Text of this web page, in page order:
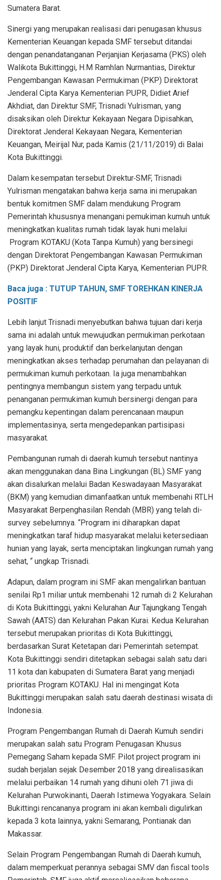
Sumatera Barat.
Sinergi yang merupakan realisasi dari penugasan khusus
Kementerian Keuangan kepada SMF tersebut ditandai
dengan penandatanganan Perjanjian Kerjasama (PKS) oleh
Walikota Bukittinggi, H.M Ramhlan Nurmantias, Direktur
Pengembangan Kawasan Permukiman (PKP) Direktorat
Jenderal Cipta Karya Kementerian PUPR, Didiet Arief
Akhdiat, dan Direktur SMF, Trisnadi Yulrisman, yang
disaksikan oleh Direktur Kekayaan Negara Dipisahkan,
Direktorat Jenderal Kekayaan Negara, Kementerian
Keuangan, Meirijal Nur, pada Kamis (21/11/2019) di Balai
Kota Bukittinggi.
Dalam kesempatan tersebut Direktur SMF, Trisnadi
Yulrisman mengatakan bahwa kerja sama ini merupakan
bentuk komitmen SMF dalam mendukung Program
Pemerintah khususnya menangani pemukiman kumuh untuk
meningkatkan kualitas rumah tidak layak huni melalui
Program KOTAKU (Kota Tanpa Kumuh) yang bersinegi
dengan Direktorat Pengembangan Kawasan Permukiman
(PKP) Direktorat Jenderal Cipta Karya, Kementerian PUPR.
Baca juga : TUTUP TAHUN, SMF TOREHKAN KINERJA
POSITIF
Lebih lanjut Trisnadi menyebutkan bahwa tujuan dari kerja
sama ini adalah untuk mewujudkan permukiman perkotaan
yang layak huni, produktif dan berkelanjutan dengan
meningkatkan akses terhadap perumahan dan pelayanan di
permukiman kumuh perkotaan. Ia juga menambahkan
pentingnya membangun sistem yang terpadu untuk
penanganan permukiman kumuh bersinergi dengan para
pemangku kepentingan dalam perencanaan maupun
implementasinya, serta mengedepankan partisipasi
masyarakat.
Pembangunan rumah di daerah kumuh tersebut nantinya
akan menggunakan dana Bina Lingkungan (BL) SMF yang
akan disalurkan melalui Badan Keswadayaan Masyarakat
(BKM) yang kemudian dimanfaatkan untuk membenahi RTLH
Masyarakat Berpenghasilan Rendah (MBR) yang telah di-
survey sebelumnya. “Program ini diharapkan dapat
meningkatkan taraf hidup masyarakat melalui ketersediaan
hunian yang layak, serta menciptakan lingkungan rumah yang
sehat, “ ungkap Trisnadi.
Adapun, dalam program ini SMF akan mengalirkan bantuan
senilai Rp1 miliar untuk membenahi 12 rumah di 2 Kelurahan
di Kota Bukittinggi, yakni Kelurahan Aur Tajungkang Tengah
Sawah (AATS) dan Kelurahan Pakan Kurai. Kedua Kelurahan
tersebut merupakan prioritas di Kota Bukittinggi,
berdasarkan Surat Ketetapan dari Pemerintah setempat.
Kota Bukittinggi sendiri ditetapkan sebagai salah satu dari
11 kota dan kabupaten di Sumatera Barat yang menjadi
prioritas Program KOTAKU. Hal ini mengingat Kota
Bukittinggi merupakan salah satu daerah destinasi wisata di
Indonesia.
Program Pengembangan Rumah di Daerah Kumuh sendiri
merupakan salah satu Program Penugasan Khusus
Pemegang Saham kepada SMF. Pilot project program ini
sudah berjalan sejak Desember 2018 yang direalisasikan
melalui perbaikan 14 rumah yang dihuni oleh 71 jiwa di
Kelurahan Purwokinanti, Daerah Istimewa Yogyakara. Selain
Bukittingi rencananya program ini akan kembali digulirkan
kepada 3 kota lainnya, yakni Semarang, Pontianak dan
Makassar.
Selain Program Pengembangan Rumah di Daerah kumuh,
dalam memperkuat perannya sebagai SMV dan fiscal tools